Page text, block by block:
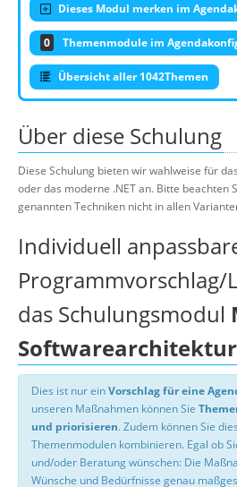
Dieses Modul merken im
0 Themenmodule im
Übersicht aller 1042Themen
Über diese Schulung
Diese Schulung bieten wir wahlweise für
oder das moderne .NET an. Bitte beachten
genannten Techniken nicht in allen
Individuell
das Schulungsmodul
Dies ist nur einVorschlag für eine
unseren Maßnahmen können Sie
und priorisieren. Zudem können Sie
Themenmodulen kombinieren. Egal ob
und/oder Beratung wünschen: Die
Wünsche und Bedürfnisse genau